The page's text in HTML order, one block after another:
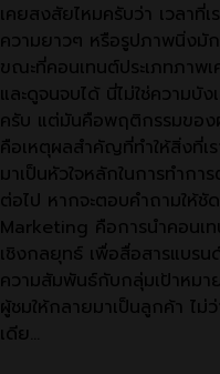
เคยสงสัยไหมครับว่า เวลาที่
ความยาวๆ หรือรูปภาพนิ่งมัก
ขณะที่คอนเทนต์ประเภทภาพ
และดูจนจบได้ นี่ไม่ใช่ความบั
ครับ แต่มันคือพฤติกรรมของ
คือเหตุผลสำคัญที่ทำให้สิ่งที่
มาเป็นหัวใจหลักในการทำก
ต่อไป หากจะตอบคำถามให้ชั
Marketing คือการนำคอนเท
เชิงกลยุทธ์ เพื่อสื่อสารแบรน
ความสัมพันธ์กับกลุ่มเป้าหมา
ผู้ชมให้กลายมาเป็นลูกค้า ไม่ว่
เดีย…